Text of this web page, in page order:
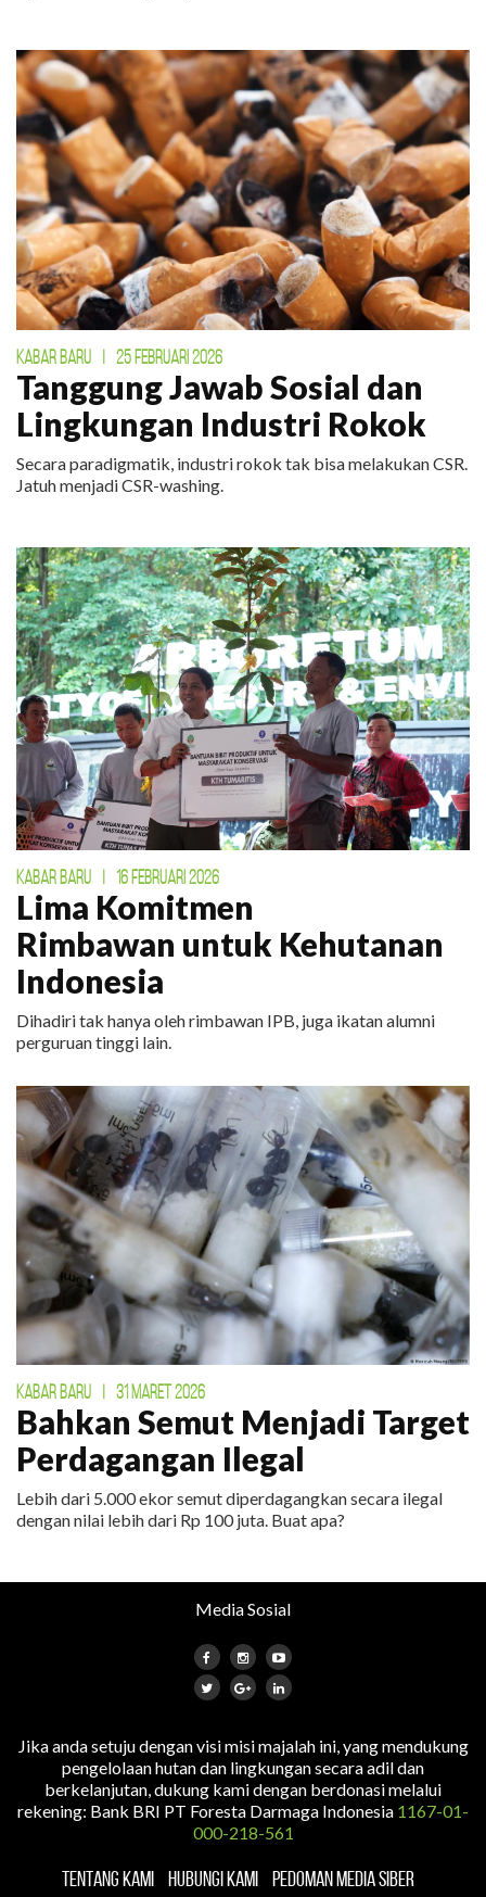
KABAR BARU | 25 FEBRUARI 2026
Tanggung Jawab Sosial dan
Lingkungan Industri Rokok
Secara paradigmatik, industri rokok tak bisa melakukan CSR.
Jatuh menjadi CSR-washing.
KABAR BARU | 16 FEBRUARI 2026
Lima Komitmen
Rimbawan untuk Kehutanan
Indonesia
Dihadiri tak hanya oleh rimbawan IPB, juga ikatan alumni
perguruan tinggi lain.
KABAR BARU 31 MARET 2026
Bahkan Semut Menjadi Target
Perdagangan Ilegal
Lebih dari 5.000 ekor semut diperdagangkan secara ilegal
dengan nilai lebih dari Rp 100 juta. Buat apa?
Media Sosial
Jika anda setuju dengan visi misi majalah ini, yang mendukung
pengelolaan hutan dan lingkungan secara adil dan
berkelanjutan, dukung kami dengan berdonasi melalui
rekening: Bank BRI PT Foresta Darmaga Indonesia 1167-01-
000-218-561
TENTANG KAMI HUBUNGI KAMI
PEDOMAN MEDIA SIBER